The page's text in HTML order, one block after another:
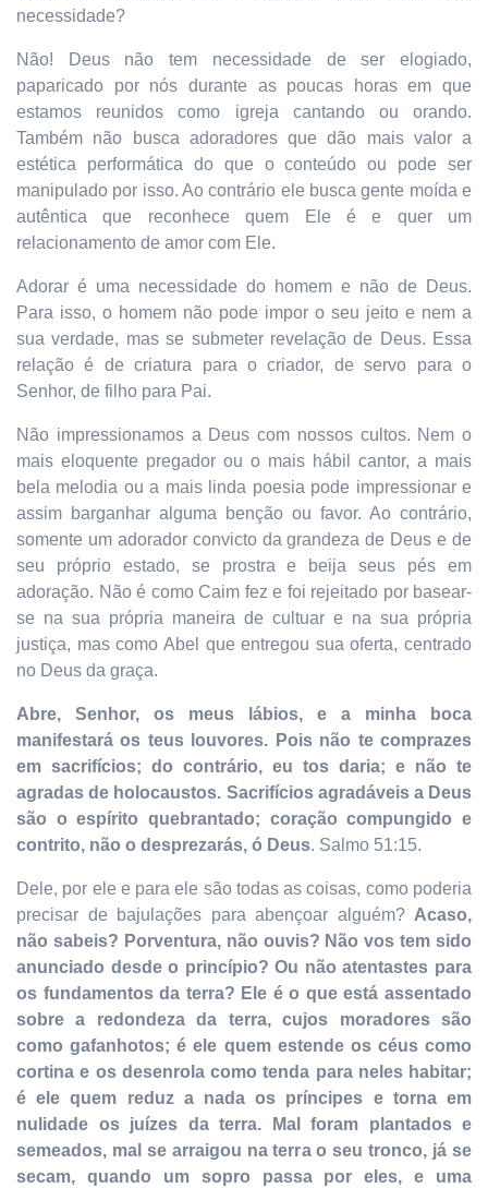
necessidade?
Não! Deus não tem necessidade de ser elogiado,
paparicado por nós durante as poucas horas em que
estamos reunidos como igreja cantando ou orando.
Também não busca adoradores que dão mais valor a
estética performática do que o conteúdo ou pode ser
manipulado por isso. Ao contrário ele busca gente moída e
autêntica que reconhece quem Ele é e quer um
relacionamento de amor com Ele.
Adorar é uma necessidade do homem e não de Deus.
Para isso, o homem não pode impor o seu jeito e nem a
sua verdade, mas se submeter revelação de Deus. Essa
relação é de criatura para o criador, de servo para o
Senhor, de filho para Pai.
Não impressionamos a Deus com nossos cultos. Nem o
mais eloquente pregador ou o mais hábil cantor, a mais
bela melodia ou a mais linda poesia pode impressionar e
assim barganhar alguma benção ou favor. Ao contrário,
somente um adorador convicto da grandeza de Deus e de
seu próprio estado, se prostra e beija seus pés em
adoração. Não é como Caim fez e foi rejeitado por basear-
se na sua própria maneira de cultuar e na sua própria
justiça, mas como Abel que entregou sua oferta, centrado
no Deus da graça.
Abre, Senhor, os meus lábios, e a minha boca
manifestará os teus louvores. Pois não te comprazes
em sacrifícios; do contrário, eu tos daria; e não te
agradas de holocaustos. Sacrifícios agradáveis a Deus
são o espírito quebrantado; coração compungido e
contrito, não o desprezarás, ó Deus. Salmo 51:15.
Dele, por ele e para ele são todas as coisas, como poderia
precisar de bajulações para abençoar alguém? Acaso,
não sabeis? Porventura, não ouvis? Não vos tem sido
anunciado desde o princípio? Ou não atentastes para
os fundamentos da terra? Ele é o que está assentado
sobre a redondeza da terra, cujos moradores são
como gafanhotos; é ele quem estende os céus como
cortina e os desenrola como tenda para neles habitar;
é ele quem reduz a nada os príncipes e torna em
nulidade os juízes da terra. Mal foram plantados e
semeados, mal se arraigou na terra o seu tronco, já se
secam, quando um sopro passa por eles, e uma